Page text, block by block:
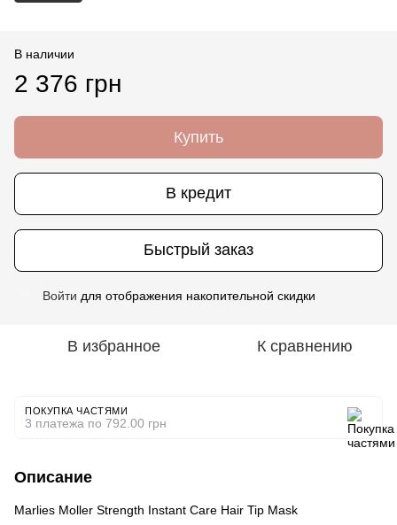
В наличии
2 376 грн
Купить
В кредит
Быстрый заказ
Войти для отображения накопительной скидки
В избранное К сравнению
ПОКУПКА ЧАСТЯМИ
3 платежа по 792.00 грн
Описание
Marlies Moller Strength Instant Care Hair Tip Mask